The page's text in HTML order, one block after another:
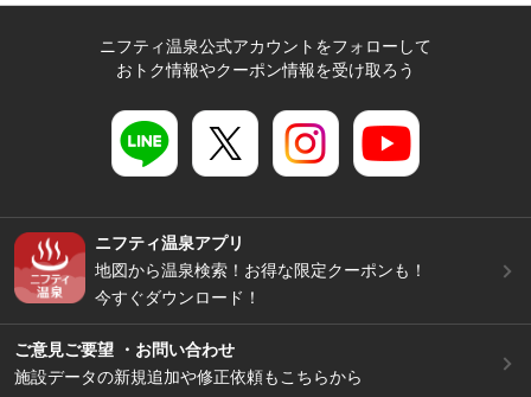
ニフティ温泉公式アカウントをフォローして
おトク情報やクーポン情報を受け取ろう
ニフティ温泉アプリ
地図から温泉検索！お得な限定クーポンも！
今すぐダウンロード！
ご意見ご要望 ・お問い合わせ
施設データの新規追加や修正依頼もこちらから